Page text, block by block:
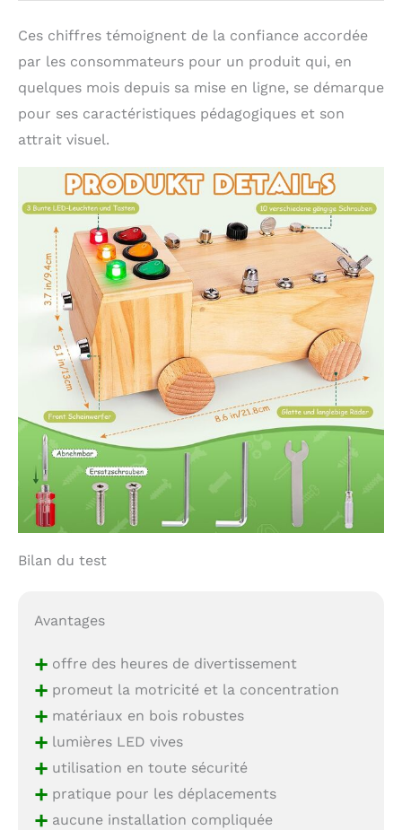
Ces chiffres témoignent de la confiance accordée
par les consommateurs pour un produit qui, en
quelques mois depuis sa mise en ligne, se démarque
pour ses caractéristiques pédagogiques et son
attrait visuel.
Bilan du test
Avantages
+offre des heures de divertissement
+promeut la motricité et la concentration
+matériaux en bois robustes
+lumières LED vives
+utilisation en toute sécurité
+pratique pour les déplacements
+aucune installation compliquée